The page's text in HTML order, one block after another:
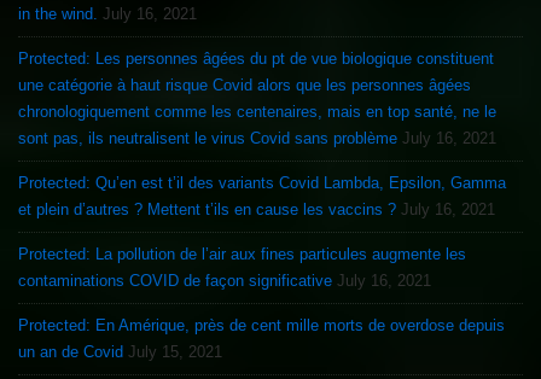
in the wind. July 16, 2021
Protected: Les personnes âgées du pt de vue biologique constituent
une catégorie à haut risque Covid alors que les personnes âgées
chronologiquement comme les centenaires, mais en top santé, ne le
sont pas, ils neutralisent le virus Covid sans problème July 16, 2021
Protected: Qu’en est t’il des variants Covid Lambda, Epsilon, Gamma
et plein d’autres ? Mettent t’ils en cause les vaccins ? July 16, 2021
Protected: La pollution de l’air aux fines particules augmente les
contaminations COVID de façon significative July 16, 2021
Protected: En Amérique, près de cent mille morts de overdose depuis
un an de Covid July 15, 2021